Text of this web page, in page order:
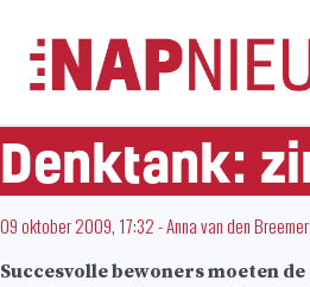
naar
inhoud
Denktank:
09 oktober 2009, 17:32-Anna van den Breemer
Succesvolle bewoners moeten